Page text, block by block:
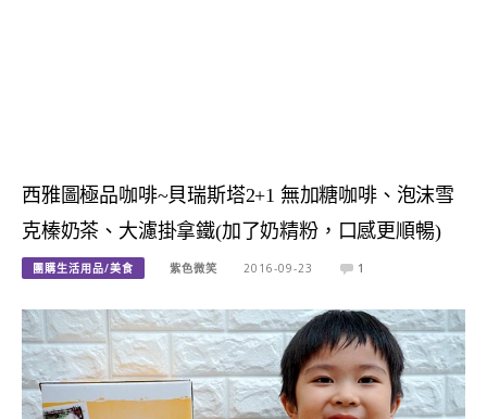
西雅圖極品咖啡~貝瑞斯塔2+1 無加糖咖啡、泡沫雪
克榛奶茶、大濾掛拿鐵(加了奶精粉，口感更順暢)
團購生活用品/美食 紫色微笑 2016-09-23 1